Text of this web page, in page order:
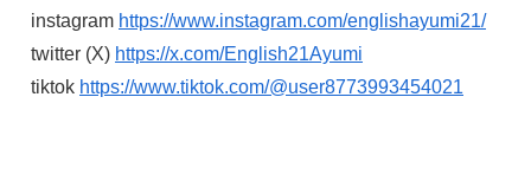
instagram https://www.instagram.com/englishayumi21/
twitter (X) https://x.com/English21Ayumi
tiktok https://www.tiktok.com/@user8773993454021